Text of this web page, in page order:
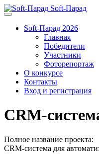
Soft-Парад
Soft-Парад 2026
Главная
Победители
Участники
Фоторепортаж
О конкурсе
Контакты
Вход и регистрация
CRM-
Полное название проекта:
CRM-система для